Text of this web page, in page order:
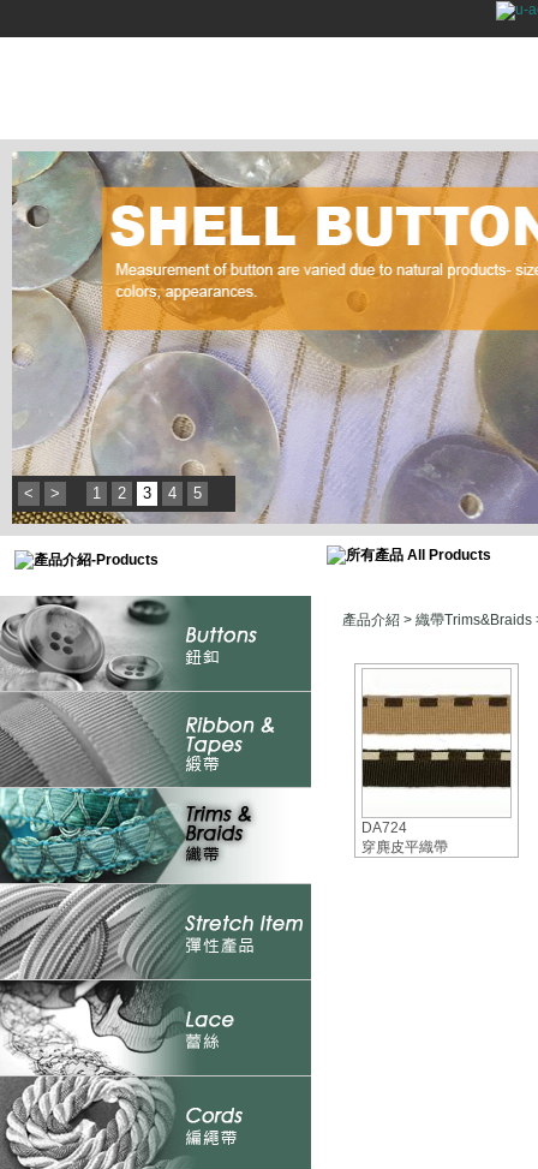
< > 1 2 3 4 5
產品介紹 > 織帶Trims&Braids
DA724
穿麂皮平織帶